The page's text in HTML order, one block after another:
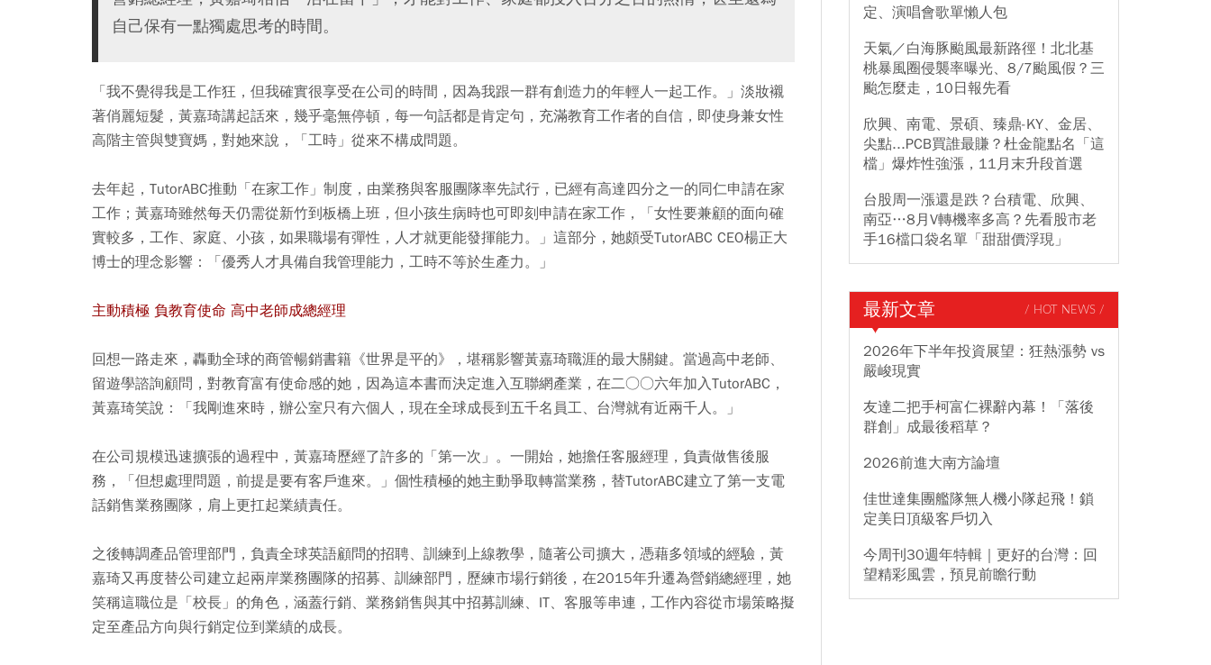
自己保有一點獨處思考的時間。
「我不覺得我是工作狂，但我確實很享受在公司的時間，因為我跟一群有創造力的年輕人一起工作。」淡妝襯
著俏麗短髮，黃嘉琦講起話來，幾乎毫無停頓，每一句話都是肯定句，充滿教育工作者的自信，即使身兼女性
高階主管與雙寶媽，對她來說，「工時」從來不構成問題。
去年起，TutorABC推動「在家工作」制度，由業務與客服團隊率先試行，已經有高達四分之一的同仁申請在家
工作；黃嘉琦雖然每天仍需從新竹到板橋上班，但小孩生病時也可即刻申請在家工作，「女性要兼顧的面向確
實較多，工作、家庭、小孩，如果職場有彈性，人才就更能發揮能力。」這部分，她頗受TutorABC CEO楊正大
博士的理念影響：「優秀人才具備自我管理能力，工時不等於生產力。」
主動積極 負教育使命 高中老師成總經理
回想一路走來，轟動全球的商管暢銷書籍《世界是平的》，堪稱影響黃嘉琦職涯的最大關鍵。當過高中老師、
留遊學諮詢顧問，對教育富有使命感的她，因為這本書而決定進入互聯網產業，在二○○六年加入TutorABC，
黃嘉琦笑說：「我剛進來時，辦公室只有六個人，現在全球成長到五千名員工、台灣就有近兩千人。」
在公司規模迅速擴張的過程中，黃嘉琦歷經了許多的「第一次」。一開始，她擔任客服經理，負責做售後服
務，「但想處理問題，前提是要有客戶進來。」個性積極的她主動爭取轉當業務，替TutorABC建立了第一支電
話銷售業務團隊，肩上更扛起業績責任。
之後轉調產品管理部門，負責全球英語顧問的招聘、訓練到上線教學，隨著公司擴大，憑藉多領域的經驗，黃
嘉琦又再度替公司建立起兩岸業務團隊的招募、訓練部門，歷練市場行銷後，在2015年升遷為營銷總經理，她
笑稱這職位是「校長」的角色，涵蓋行銷、業務銷售與其中招募訓練、IT、客服等串連，工作內容從市場策略擬
定至產品方向與行銷定位到業績的成長。
定、演唱會歌單懶人包
天氣／白海豚颱風最新路徑！北北基
桃暴風圈侵襲率曝光、8/7颱風假？三
颱怎麼走，10日報先看
欣興、南電、景碩、臻鼎-KY、金居、
尖點...PCB買誰最賺？杜金龍點名「這
檔」爆炸性強漲，11月末升段首選
台股周一漲還是跌？台積電、欣興、
南亞…8月V轉機率多高？先看股市老
手16檔口袋名單「甜甜價浮現」
最新文章 / HOT NEWS /
2026年下半年投資展望：狂熱漲勢 vs
嚴峻現實
友達二把手柯富仁裸辭內幕！「落後
群創」成最後稻草？
2026前進大南方論壇
佳世達集團艦隊無人機小隊起飛！鎖
定美日頂級客戶切入
今周刊30週年特輯｜更好的台灣：回
望精彩風雲，預見前瞻行動